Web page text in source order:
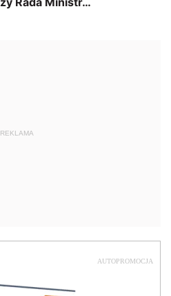
REKLAMA
AUTOPROMOCJA